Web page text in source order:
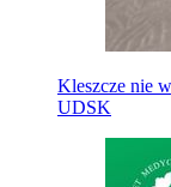
Kleszcze nie
UDSK